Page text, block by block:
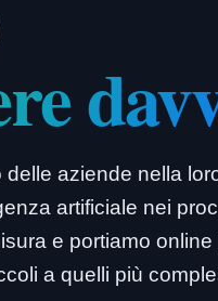
delle aziende nella
artificiale nei
e portiamo online
a quelli più